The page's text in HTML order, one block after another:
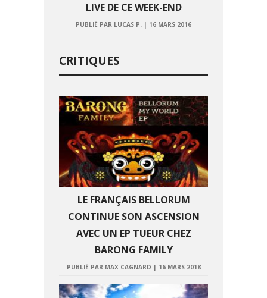
LIVE DE CE WEEK-END
PUBLIÉ PAR LUCAS P. | 16 MARS 2016
CRITIQUES
LE FRANÇAIS BELLORUM
CONTINUE SON ASCENSION
AVEC UN EP TUEUR CHEZ
BARONG FAMILY
PUBLIÉ PAR MAX CAGNARD | 16 MARS 2018